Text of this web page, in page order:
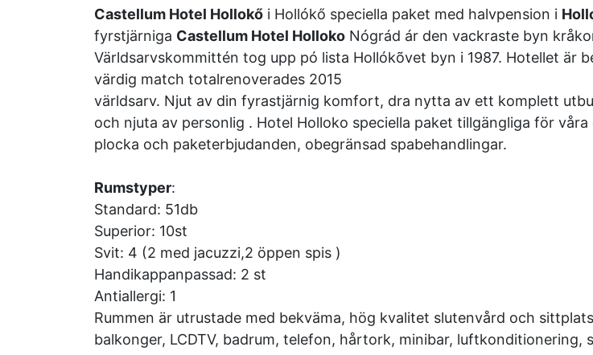
Castellum Hotel Hollokő i Hollókő­ speciella paket med halvpension i
fyrstjärniga Castellum Hotel Holloko Nógrád ár den vackraste byn
Världsarvskommittén tog upp pó lista Hollókõvet byn i 1987. Hotellet är
värdig match totalrenoverades 2015
världsarv. Njut av din fyra­stjärnig komfort, dra nytta av ett komplett
och njuta av personlig . Hotel Holloko speciella paket tillgängliga för våra
plocka och paketerbjudanden, obegränsad spabehandlingar.
Rumstyper:
Standard: 51db
Superior: 10st
Svit: 4 (2 med jacuzzi,2 öppen spis )
Handikappanpassad: 2 st
Anti­allergi: 1
Rummen är utrustade med bekväma, hög kvalitet slutenvård och
balkonger, LCD­TV, badrum, telefon, hårtork, minibar, luftkonditionering,